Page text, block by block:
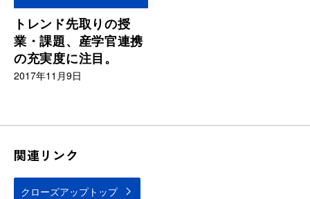
トレンド先取りの授
業・課題、産学官連携
の充実度に注目。
2017年11月9日
関連リンク
クローズアップトップ